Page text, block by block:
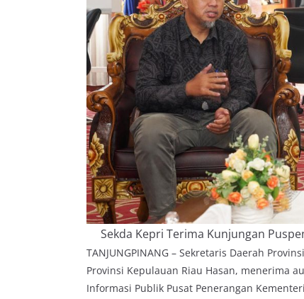
Sekda Kepri Terima Kunjungan
TANJUNGPINANG – Sekretaris Daerah
Provinsi Kepulauan Riau Hasan, menerima
Informasi Publik Pusat Penerangan